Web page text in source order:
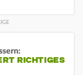
RICHTIGES